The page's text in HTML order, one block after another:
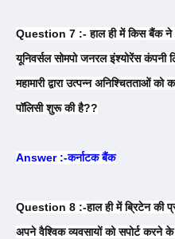
Question 7 :- हाल ही में किस बैंक ने
यूनिवर्सल सोमपो जनरल इंश्योरेंस
महामारी द्वारा उत्पन्न अनिश्चितताओं
पॉलिसी शुरू की है??
Answer :-कर्नाटक बैंक
Question 8 :-हाल ही में ब्रिटेन की
अपने वैश्विक व्यवसायों को सपोर्ट करने